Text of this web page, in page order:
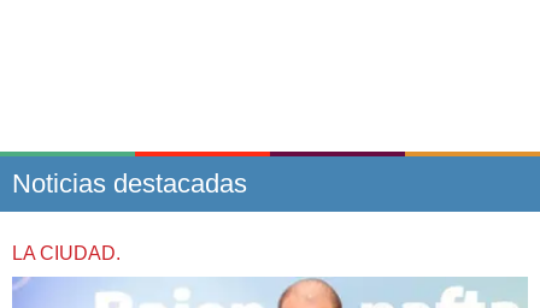
Noticias destacadas
LA CIUDAD.